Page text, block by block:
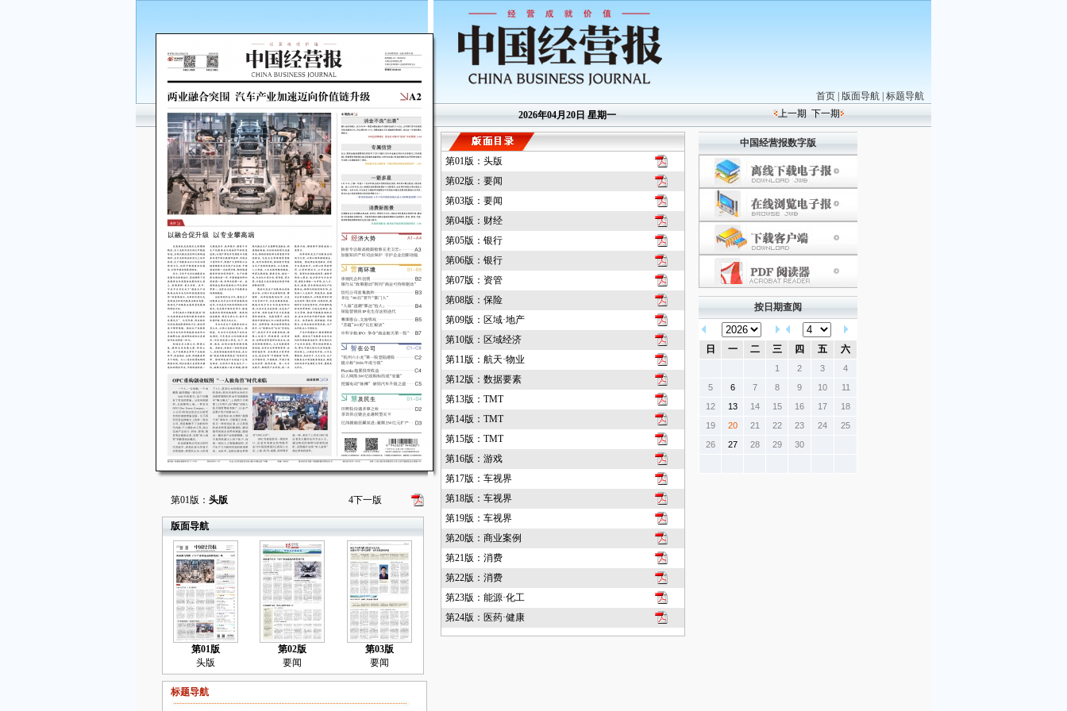
第01版： 头版 4下一版
版面导航
第01版
头版
第02版
要闻
第03版
要闻
标题导航
首页 版面导航 标题导航
2026年04月20日 星期一
上一期 下一期
第01版：头版
第02版：要闻
第03版：要闻
第04版：财经
第05版：银行
第06版：银行
第07版：资管
第08版：保险
第09版：区域·地产
第10版：区域经济
第11版：航天·物业
第12版：数据要素
第13版：TMT
第14版：TMT
第15版：TMT
第16版：游戏
第17版：车视界
第18版：车视界
第19版：车视界
第20版：商业案例
第21版：消费
第22版：消费
第23版：能源·化工
第24版：医药·健康
中国经营报数字版
按日期查阅
日 一 二 三 四 五 六
1 2 3
4
5
6 7 8 9 10
11
12
13 14 15 16 17
18
19
20 21 22 23 24
25
26
27 28 29 30